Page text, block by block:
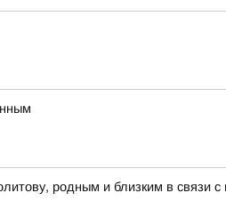
родным и близким в связи с